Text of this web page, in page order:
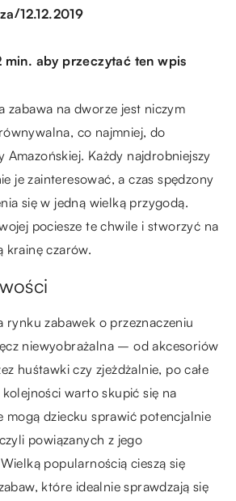
/12.12.2019
min. aby przeczytać ten wpis
zabawa na dworze jest niczym
co najmniej, do
Amazońskiej. Każdy najdrobniejszy
je zainteresować, a czas spędzony
się w jedną wielką przygodą.
pociesze te chwile i stworzyć na
krainę czarów.
rynku zabawek o przeznaczeniu
niewyobrażalna – od akcesoriów
huśtawki czy zjeżdżalnie, po całe
warto skupić się na
mogą dziecku sprawić potencjalnie
powiązanych z jego
popularnością cieszą się
które idealnie sprawdzają się